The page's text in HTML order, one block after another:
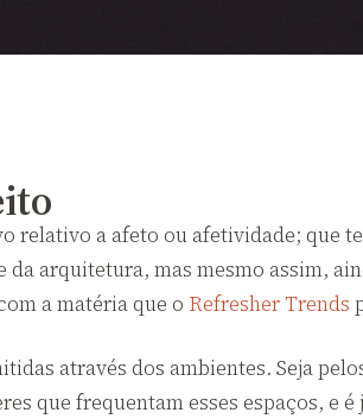
relativo a afeto ou afetividade; que
da arquitetura, mas mesmo assim,
a matéria que o Refresher Trends
através dos ambientes. Seja
que frequentam esses espaços, e